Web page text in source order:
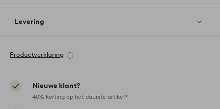
Levering
Productverklaring
Nieuwe klant?
40% korting op het duurste artikel*